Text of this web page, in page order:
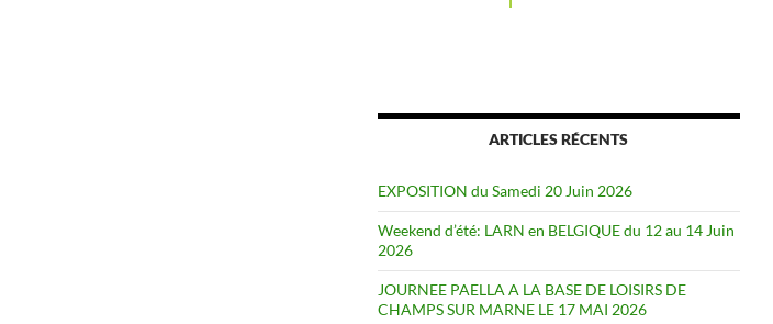
ARTICLES RÉCENTS
EXPOSITION du Samedi 20 Juin 2026
Weekend d’été: LARN en BELGIQUE du 12 au 14 Juin
2026
JOURNEE PAELLA A LA BASE DE LOISIRS DE
CHAMPS SUR MARNE LE 17 MAI 2026